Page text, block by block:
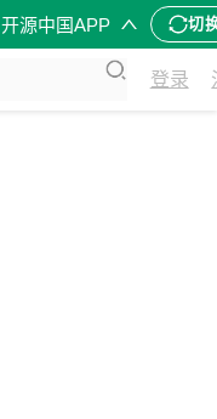
开源中国APP 切
登录